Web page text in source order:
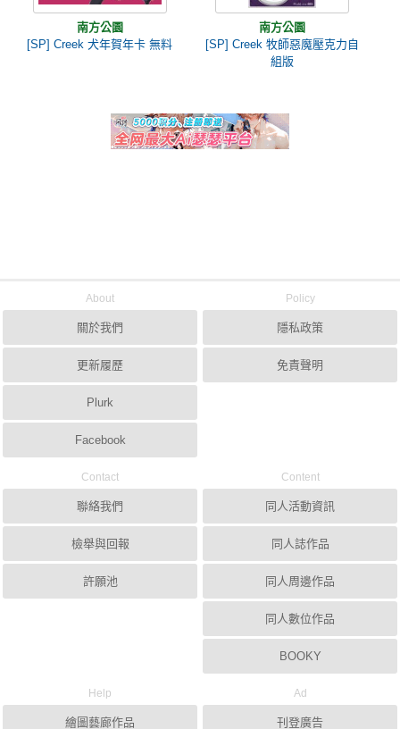
南方公園
[SP] Creek 犬年賀年卡 無料
南方公園
[SP] Creek 牧師惡魔壓克力自
組版
About
關於我們
更新履歷
Plurk
Facebook
Policy
隱私政策
免責聲明
Contact
聯絡我們
檢舉與回報
許願池
Content
同人活動資訊
同人誌作品
同人周邊作品
同人數位作品
BOOKY
Help
繪圖藝廊作品
Ad
刊登廣告